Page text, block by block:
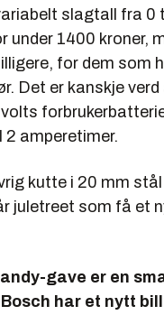
slagtall fra 0
under 1400 kroner,
for dem som
Det er kanskje verd
2 amperetimer.
kutte i 20 mm
juletreet som få et
gave er en
har et nytt